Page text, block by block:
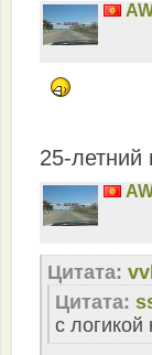
25-
Цитата:
Цитата:
с логикой